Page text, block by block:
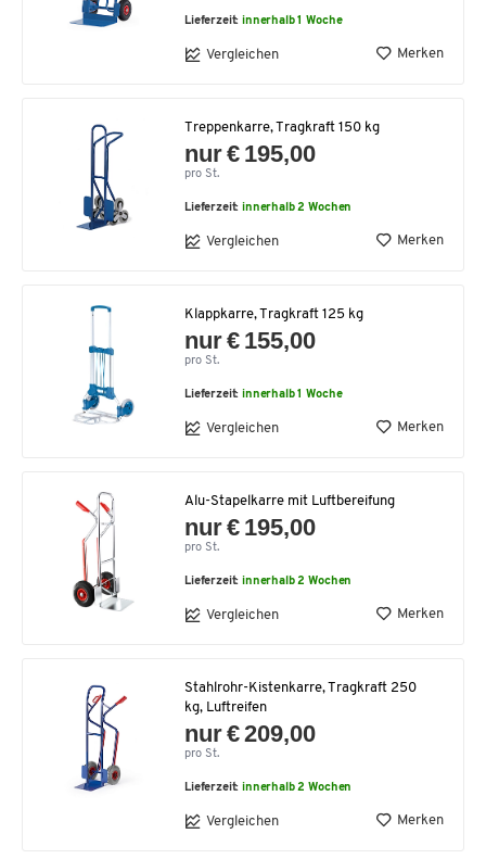
Lieferzeit:innerhalb 1 Woche
Vergleichen Merken
Treppenkarre, Tragkraft 150 kg
nur € 195,00
pro St.
Lieferzeit:innerhalb 2 Wochen
Vergleichen Merken
Klappkarre, Tragkraft 125 kg
nur € 155,00
pro St.
Lieferzeit:innerhalb 1 Woche
Vergleichen Merken
Alu-Stapelkarre mit Luftbereifung
nur € 195,00
pro St.
Lieferzeit:innerhalb 2 Wochen
Vergleichen Merken
Stahlrohr-Kistenkarre, Tragkraft 250
kg, Luftreifen
nur € 209,00
pro St.
Lieferzeit:innerhalb 2 Wochen
Vergleichen Merken